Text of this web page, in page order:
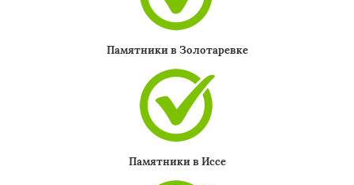
Памятники в Золотаревке
Памятники в Иссе